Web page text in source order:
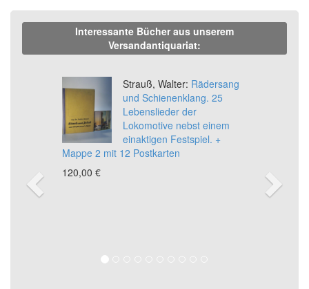
Interessante Bücher aus unserem
Versandantiquariat:
Strauß, Walter: Rädersang
und Schienenklang. 25
Lebenslieder der
Lokomotive nebst einem
einaktigen Festspiel. +
Mappe 2 mit 12 Postkarten
120,00 €
Previous